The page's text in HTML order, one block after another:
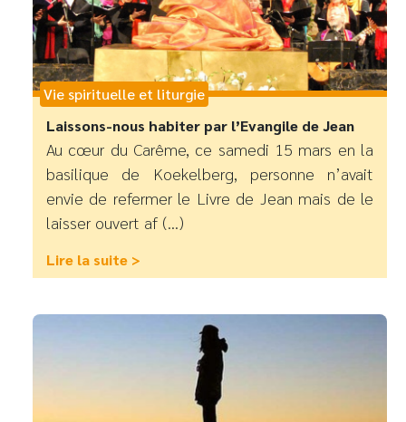
Vie spirituelle et liturgie
Laissons-nous habiter par l’Evangile de Jean
Au cœur du Carême, ce samedi 15 mars en la
basilique de Koekelberg, personne n’avait
envie de refermer le Livre de Jean mais de le
laisser ouvert af (...)
Lire la suite >